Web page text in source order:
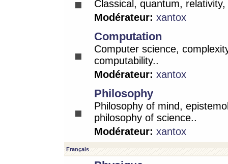
Classical, quantum,
Modérateur: xantox
Computation
Computer science,
computability..
Modérateur: xantox
Philosophy
Philosophy of mind,
philosophy of science..
Modérateur: xantox
Français